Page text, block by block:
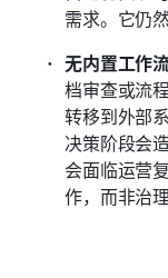
需求。它仍
无内置工作
档审查或流
转移到外部
决策阶段会
会面临运营
作，而非治理